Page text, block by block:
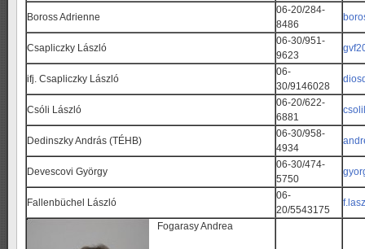
Boross Adrienne
06-20/284-
8486
Csapliczky László
06-30/951-
9623
ifj. Csapliczky László
06-
30/9146028
Csóli László
06-20/622-
6881
Dedinszky András (TÉHB)
06-30/958-
4934
Devescovi György
06-30/474-
5750
Fallenbüchel László
06-
20/5543175
Fogarasy Andrea